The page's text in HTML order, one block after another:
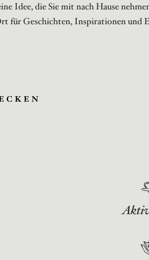
Idee, die Sie mit nach Hause
für Geschichten, Inspirationen und